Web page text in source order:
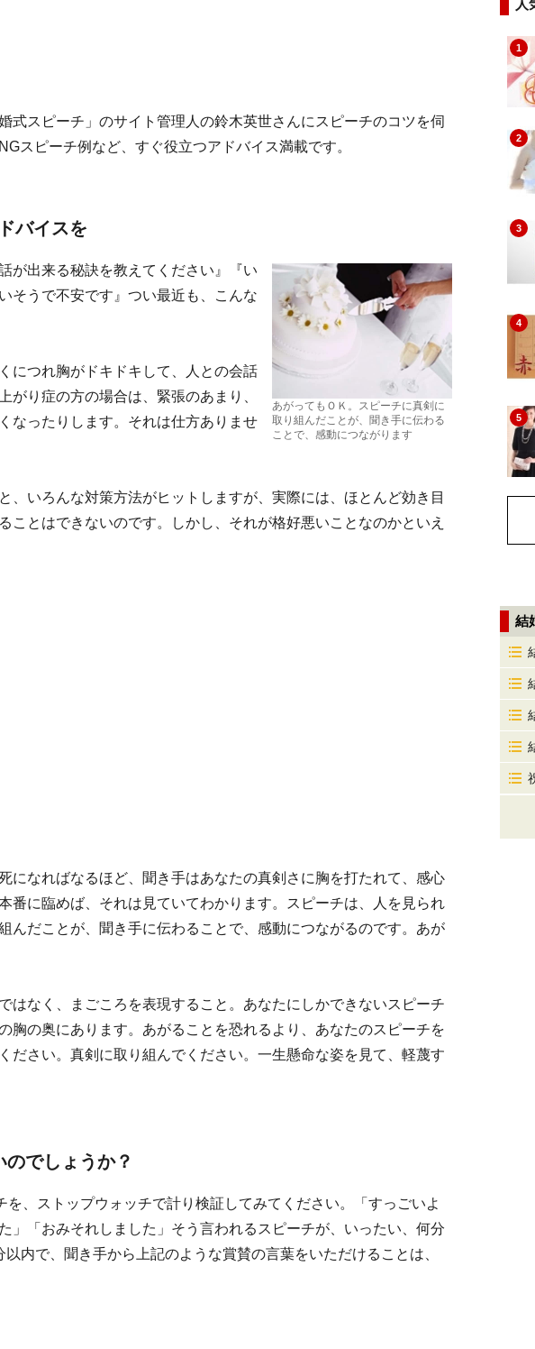
式スピーチ」のサイト管理人の鈴木英世さんにスピーチのコツを伺
スピーチ例など、すぐ役立つアドバイス満載です。
バイスを
あがってもＯＫ。スピーチに真剣に
取り組んだことが、聞き手に伝わる
ことで、感動につながります
が出来る秘訣を教えてください』『い
そうで不安です』つい最近も、こんな
につれ胸がドキドキして、人との会話
がり症の方の場合は、緊張のあまり、
なったりします。それは仕方ありませ
、いろんな対策方法がヒットしますが、実際には、ほとんど効き目
ことはできないのです。しかし、それが格好悪いことなのかといえ
になればなるほど、聞き手はあなたの真剣さに胸を打たれて、感心
番に臨めば、それは見ていてわかります。スピーチは、人を見られ
んだことが、聞き手に伝わることで、感動につながるのです。あが
はなく、まごころを表現すること。あなたにしかできないスピーチ
胸の奥にあります。あがることを恐れるより、あなたのスピーチを
ださい。真剣に取り組んでください。一生懸命な姿を見て、軽蔑す
でしょうか？
、ストップウォッチで計り検証してみてください。「すっごいよ
」「おみそれしました」そう言われるスピーチが、いったい、何分
内で、聞き手から上記のような賞賛の言葉をいただけることは、
人
1
2
3
4
5
結